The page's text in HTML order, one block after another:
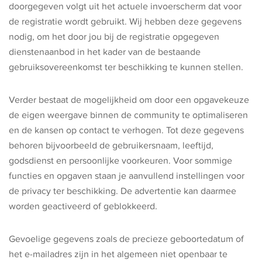
doorgegeven volgt uit het actuele invoerscherm dat voor
de registratie wordt gebruikt. Wij hebben deze gegevens
nodig, om het door jou bij de registratie opgegeven
dienstenaanbod in het kader van de bestaande
gebruiksovereenkomst ter beschikking te kunnen stellen.
Verder bestaat de mogelijkheid om door een opgavekeuze
de eigen weergave binnen de community te optimaliseren
en de kansen op contact te verhogen. Tot deze gegevens
behoren bijvoorbeeld de gebruikersnaam, leeftijd,
godsdienst en persoonlijke voorkeuren. Voor sommige
functies en opgaven staan je aanvullend instellingen voor
de privacy ter beschikking. De advertentie kan daarmee
worden geactiveerd of geblokkeerd.
Gevoelige gegevens zoals de precieze geboortedatum of
het e-mailadres zijn in het algemeen niet openbaar te